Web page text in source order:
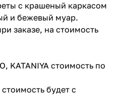
с крашеный каркасом
и бежевый муар.
заказе, на стоимость
KATANIYA стоимость по
будет с